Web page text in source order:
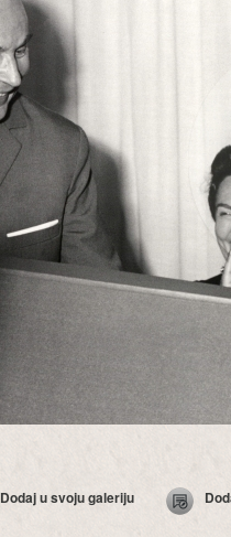
Dodaj u svoju galeriju